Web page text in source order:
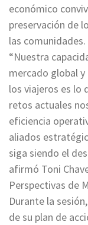
económico
preservación de
las comunidades.
“Nuestra
mercado global y
los viajeros es lo
retos actuales
eficiencia
aliados
siga siendo el
afirmó Toni
Perspectivas de
Durante la
de su plan de